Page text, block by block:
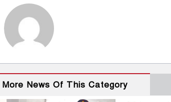
More News Of This Category